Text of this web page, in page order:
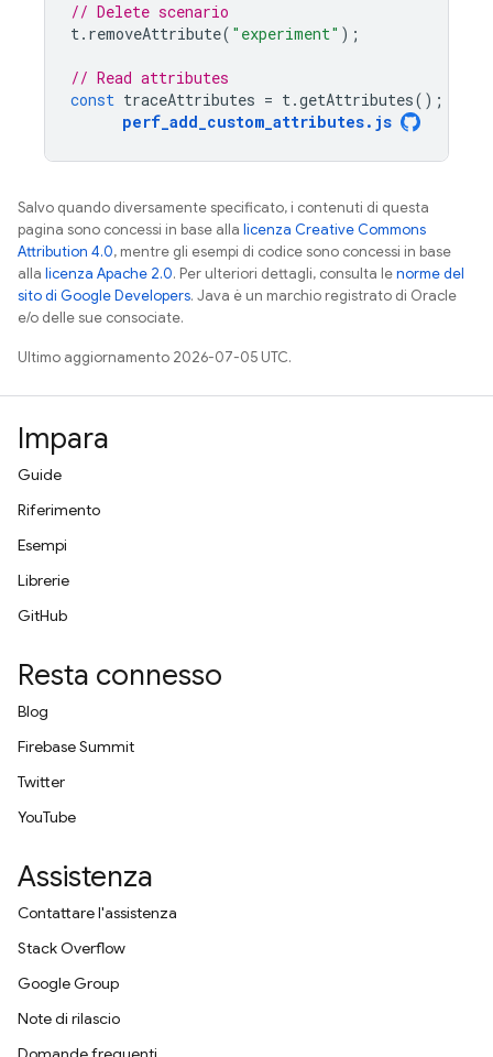
// Delete scenario
t. removeAttribute( "experiment" );
// Read attributes
const traceAttributes = t.getAttributes();
perf_add_custom_attributes. js
Salvo quando diversamente specificato, i contenuti di questa
pagina sono concessi in base alla licenza Creative Commons
Attribution 4.0, mentre gli esempi di codice sono concessi in base
alla licenza Apache 2.0. Per ulteriori dettagli, consulta lenorme del
sito di Google Developers. Java è un marchio registrato di Oracle
e/o delle sue consociate.
Ultimo aggiornamento 2026-07-05 UTC.
Impara
Guide
Riferimento
Esempi
Librerie
GitHub
Resta connesso
Blog
Firebase Summit
Twitter
YouTube
Assistenza
Contattare l'assistenza
Stack Overflow
Google Group
Note di rilascio